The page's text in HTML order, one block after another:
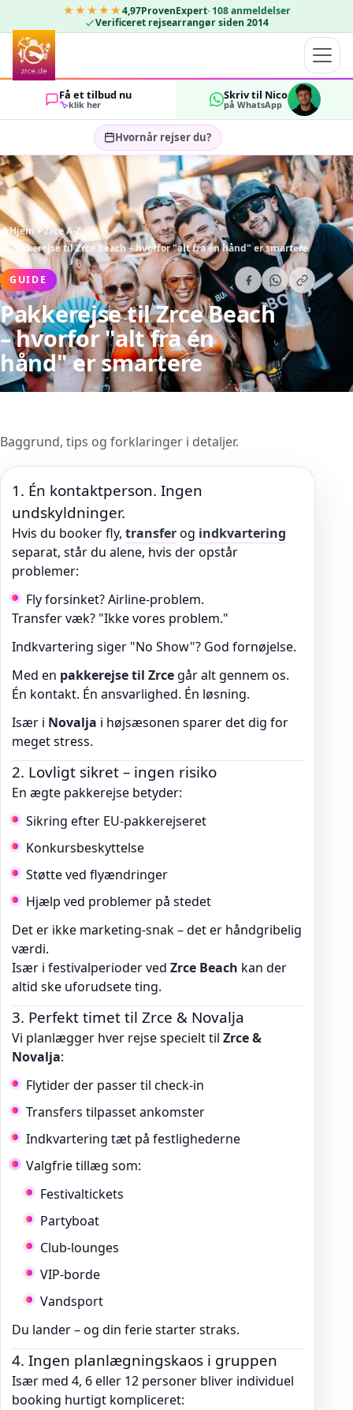
★★★★★4,97ProvenExpert· 108 anmeldelser
Verificeret rejsearrangør siden 2014
Få et tilbud nu
klik her
Skriv til Nico
på WhatsApp
Hvornår rejser du?
Vælg rejsedatoer…
GÆSTER
2 OK
Hjem
Zrce A-Z
Pakkerejse til Zrce Beach – hvorfor "alt fra én hånd" er smartere
GUIDE
Pakkerejse til Zrce Beach
– hvorfor "alt fra én
hånd" er smartere
Baggrund, tips og forklaringer i detaljer.
1. Én kontaktperson. Ingen
undskyldninger.
Hvis du booker fly, transferog indkvartering
separat, står du alene, hvis der opstår
problemer:
Fly forsinket? Airline-problem.
Transfer væk? "Ikke vores problem."
Indkvartering siger "No Show"? God fornøjelse.
Med en pakkerejse til Zrce går alt gennem os.
Én kontakt. Én ansvarlighed. Én løsning.
Især i Novalja i højsæsonen sparer det dig for
meget stress.
2. Lovligt sikret – ingen risiko
En ægte pakkerejse betyder:
Sikring efter EU-pakkerejseret
Konkursbeskyttelse
Støtte ved flyændringer
Hjælp ved problemer på stedet
Det er ikke marketing-snak – det er håndgribelig
værdi.
Især i festivalperioder ved Zrce Beach kan der
altid ske uforudsete ting.
3. Perfekt timet til Zrce & Novalja
Vi planlægger hver rejse specielt til Zrce &
Novalja:
Flytider der passer til check-in
Transfers tilpasset ankomster
Indkvartering tæt på festlighederne
Valgfrie tillæg som:
Festivaltickets
Partyboat
Club-lounges
VIP-borde
Vandsport
Du lander – og din ferie starter straks.
4. Ingen planlægningskaos i gruppen
Især med 4, 6 eller 12 personer bliver individuel
booking hurtigt kompliceret: